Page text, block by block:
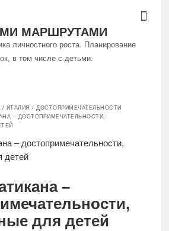
МАРШРУТАМИ
личностного роста. Планирование
в том числе с детьми.
/ ИТАЛИЯ /ДОСТОПРИМЕЧАТЕЛЬНОСТИ
– ДОСТОПРИМЕЧАТЕЛЬНОСТИ,
–
для детей